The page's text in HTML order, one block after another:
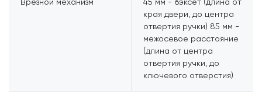
Врезной механизм
45 мм - бэксет (длина от
края двери, до центра
отвертия ручки) 85 мм -
межосевое расстояние
(длина от центра
отвертия ручки, до
ключевого отверстия)